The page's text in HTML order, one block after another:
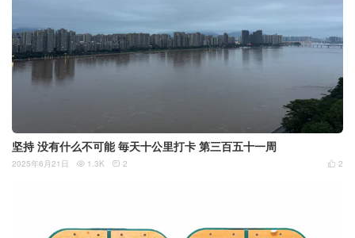
坚持 没有什么不可能 毎天十公里打卡 第三百五十一周
 2
2025年6月21日  1.3K  2